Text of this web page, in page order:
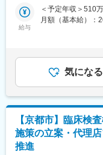
■社風・風土：
同社の前身は大正
戦」を念頭に、社
ポートしています。
変更の範囲：会社
さらなる強化が必
各国拠点の営業活
■業務概要：
アークレイの海外
て、海外グループ
フィス業務全般を
本ポジションでは
門と連携しながら
定める事業所
給与
＜予定年収＞510
月額（基本給）：
の負担は御座いま
身）、25万（家
なります。賃金は
下する可能性があ
す。
気になる
【京都市】臨床検
施策の立案・代理
推進